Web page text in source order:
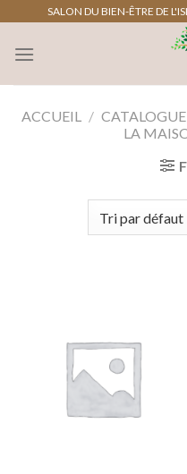
contenu
SALON DU BIEN-ÊTRE DE
ACCUEIL /
LA